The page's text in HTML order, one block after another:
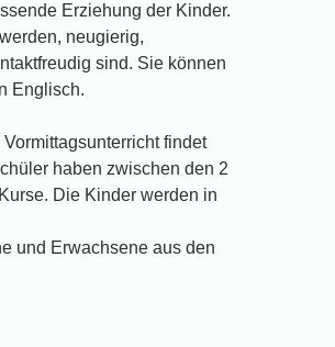
Erziehung der Kinder.
neugierig,
sind. Sie können
Englisch.
findet
haben zwischen den 2
Die Kinder werden in
und Erwachsene aus den